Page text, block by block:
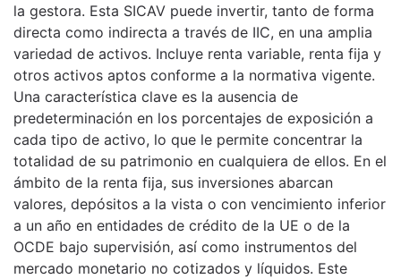
la gestora. Esta SICAV puede invertir, tanto de forma
directa como indirecta a través de IIC, en una amplia
variedad de activos. Incluye renta variable, renta fija y
otros activos aptos conforme a la normativa vigente.
Una característica clave es la ausencia de
predeterminación en los porcentajes de exposición a
cada tipo de activo, lo que le permite concentrar la
totalidad de su patrimonio en cualquiera de ellos. En el
ámbito de la renta fija, sus inversiones abarcan
valores, depósitos a la vista o con vencimiento inferior
a un año en entidades de crédito de la UE o de la
OCDE bajo supervisión, así como instrumentos del
mercado monetario no cotizados y líquidos. Este